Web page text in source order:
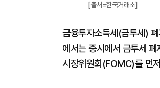
[출처=한국거래소]
금융투자소득세(금투세)
에서는 증시에서 금투세
시장위원회(FOMC)를 먼